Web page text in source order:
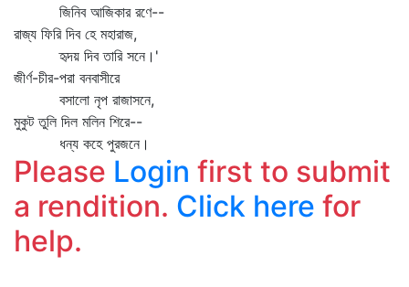
জিনিব আজিকার রণে--
রাজ্য ফিরি দিব হে মহারাজ,
হৃদয় দিব তারি সনে।'
জীর্ণ-চীর-পরা বনবাসীরে
বসালো নৃপ রাজাসনে,
মুকুট তুলি দিল মলিন শিরে--
ধন্য কহে পুরজনে।
Please Login first to submit
a rendition. Click here for
help.